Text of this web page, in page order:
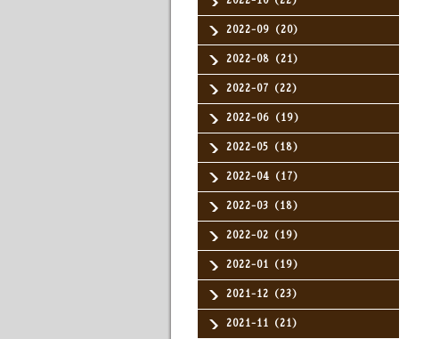
2022-09（20）
2022-08（21）
2022-07（22）
2022-06（19）
2022-05（18）
2022-04（17）
2022-03（18）
2022-02（19）
2022-01（19）
2021-12（23）
2021-11（21）